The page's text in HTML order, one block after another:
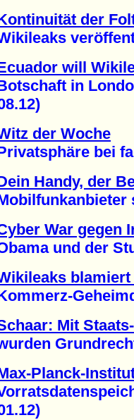
der
will
in
der Woche
bei
Handy, der
War gegen
und der
Mit
Planck-